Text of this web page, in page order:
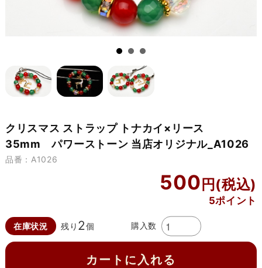
クリスマス ストラップ トナカイ×リース
35mm パワーストーン 当店オリジナル_A1026
品番：A1026
500
5ポイント
在庫状況 残り 2個 購入数
カートに入れる